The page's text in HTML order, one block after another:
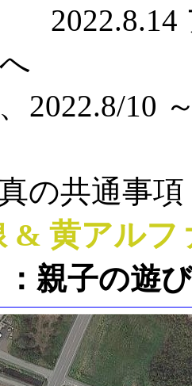
2022.8/10
の共通事項
& 黄アルフ
：親子の遊